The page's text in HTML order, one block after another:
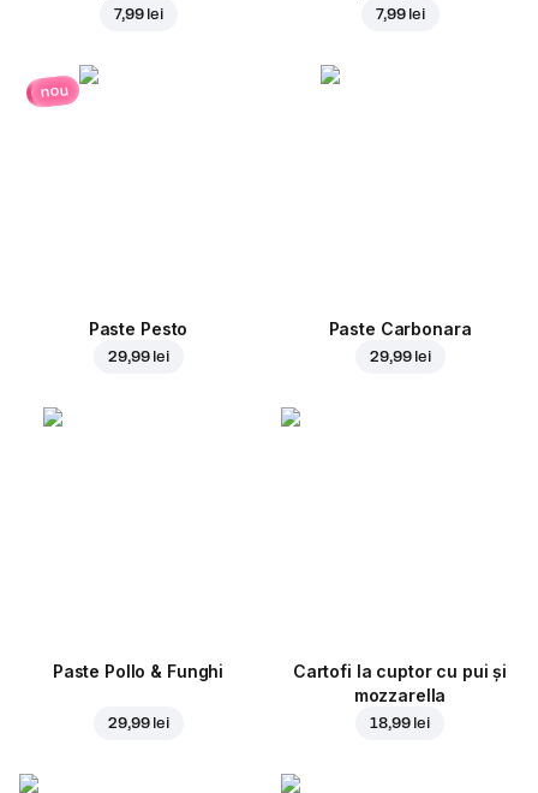
7,99 lei 7,99 lei
nou
Paste Pesto
29,99 lei
Paste Carbonara
29,99 lei
Paste Pollo & Funghi
29,99 lei
Cartofi la cuptor cu pui și
mozzarella
18,99 lei